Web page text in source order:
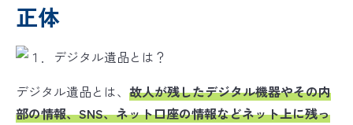
正体
デジタル遺品とは、 故人が残したデジタル機器やその内
部の情報、SNS、ネット口座の情報などネット上に残っ